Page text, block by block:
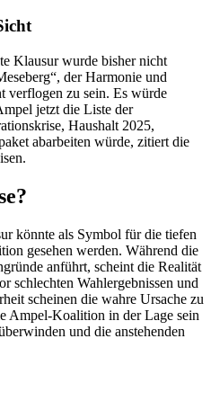
Klausur wurde bisher nicht
der Harmonie und
verflogen zu sein. Es würde
jetzt die Liste der
Haushalt 2025,
abarbeiten würde, zitiert die
könnte als Symbol für die tiefen
gesehen werden. Während die
anführt, scheint die Realität
schlechten Wahlergebnissen und
scheinen die wahre Ursache zu
Ampel-Koalition in der Lage sein
und die anstehenden